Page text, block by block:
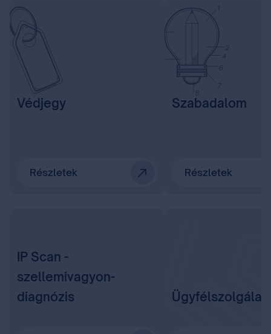
Védjegy
Részletek
Szabadalom
Részletek
IP Scan -
szellemivagyon-
diagnózis
Ügyfélszolgálat